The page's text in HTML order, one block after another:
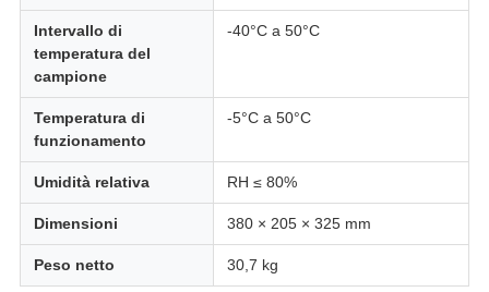
Intervallo di
temperatura del
campione
-40°C a 50°C
Temperatura di
funzionamento
-5°C a 50°C
Umidità relativa RH ≤ 80%
Dimensioni 380 × 205 × 325 mm
Peso netto 30,7 kg